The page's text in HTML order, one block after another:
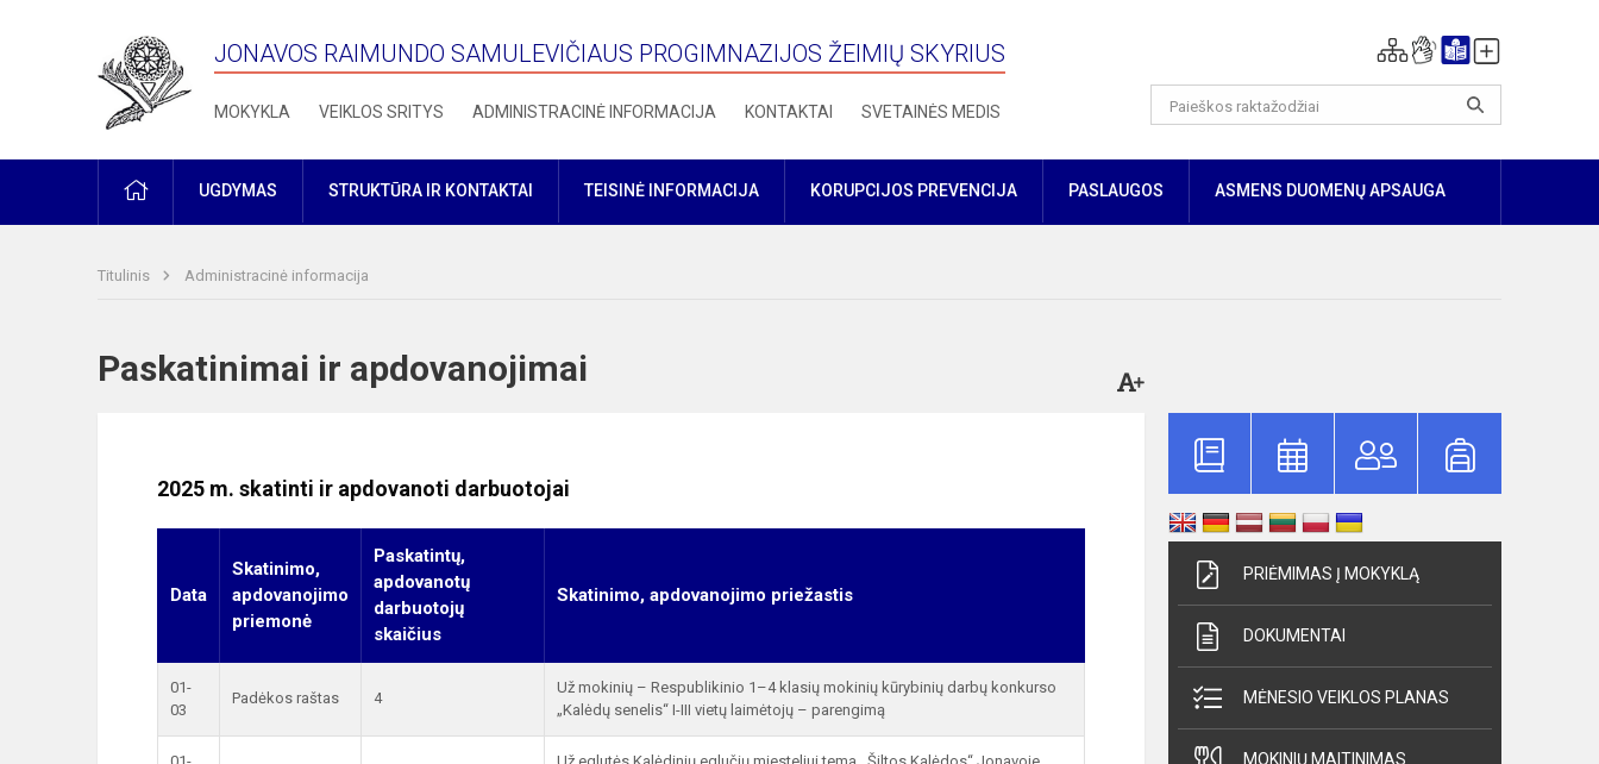
JONAVOS RAIMUNDO SAMULEVIČIAUS PROGIMNAZIJOS ŽEIMIŲ SKYRIUS
MOKYKLA VEIKLOS SRITYS ADMINISTRACINĖ INFORMACIJA KONTAKTAI SVETAINĖS MEDIS
PRADŽIAUGDYMAS STRUKTŪRA IR KONTAKTAI TEISINĖ INFORMACIJA KORUPCIJOS PREVENCIJA PASLAUGOS ASMENS DUOMENŲ APSAUGA
Titulinis Administracinė informacija
Paskatinimai ir apdovanojimai
2025 m. skatinti ir apdovanoti darbuotojai
Data
Skatinimo,
apdovanojimo
priemonė
Paskatintų,
apdovanotų
darbuotojų
skaičius
Skatinimo, apdovanojimo priežastis
01-
03
Padėkos raštas 4
Už mokinių – Respublikinio 1–4 klasių mokinių kūrybinių darbų konkurso
„Kalėdų senelis“ I-III vietų laimėtojų – parengimą
PRIĖMIMAS Į MOKYKLĄ
DOKUMENTAI
MĖNESIO VEIKLOS PLANAS
MOKINIŲ MAITINIMAS